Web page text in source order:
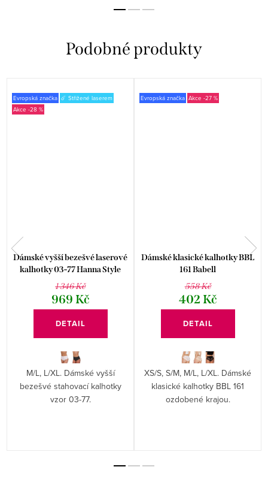
Evropská značka ☄️ Střižené laserem
-28 %
Dámské vyšší bezešvé laserové
kalhotky 03-77 Hanna Style
1 346 Kč
969 Kč
DETAIL
M/L, L/XL. Dámské vyšší
bezešvé stahovací kalhotky
vzor 03-77.
Evropská značka -27 %
Dámské klasické kalhotky BBL
161 Babell
558 Kč
402 Kč
DETAIL
XS/S, S/M, M/L, L/XL. Dámské
klasické kalhotky BBL 161
ozdobené krajou.